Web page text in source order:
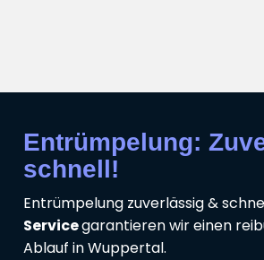
Entrümpelung:
schnell!
Entrümpelung zuverlässig &
Servicegarantieren wir einen
Ablauf in Wuppertal.